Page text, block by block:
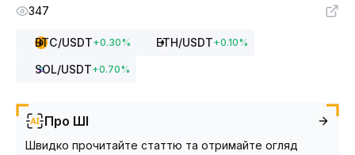
347
BTC/USDT+0.30% ETH/USDT+0.10%
SOL/USDT+0.70%
Про ШІ
Швидко прочитайте статтю та отримайте огляд